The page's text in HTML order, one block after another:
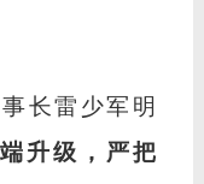
长雷少军明
升级，严把